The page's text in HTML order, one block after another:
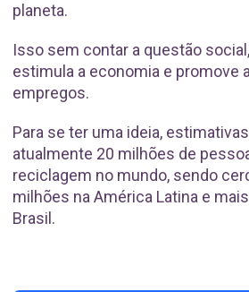
planeta.
Isso sem contar a questão
estimula a economia e promove
empregos.
Para se ter uma ideia,
atualmente 20 milhões de
reciclagem no mundo, sendo
milhões na América Latina e
Brasil.